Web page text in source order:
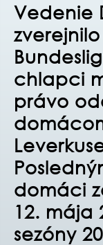
Vedenie
chlapci
právo
domáci
12. mája
sezóny